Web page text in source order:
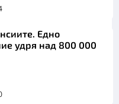
Едно
удря над 800 000